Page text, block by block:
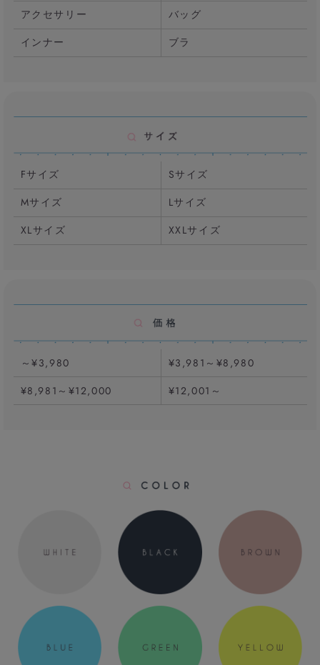
アクセサリー
バッグ
インナー
ブラ
Fサイズ
Sサイズ
Mサイズ
Lサイズ
XLサイズ
XXLサイズ
～¥3,980
¥3,981～¥8,980
¥8,981～¥12,000
¥12,001～